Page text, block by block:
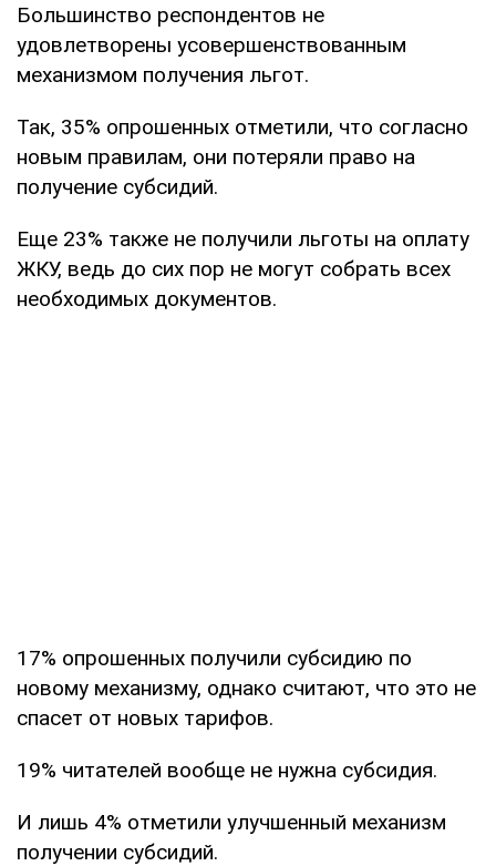
Большинство респондентов не
удовлетворены усовершенствованным
механизмом получения льгот.
Так, 35% опрошенных отметили, что согласно
новым правилам, они потеряли право на
получение субсидий.
Еще 23% также не получили льготы на оплату
ЖКУ, ведь до сих пор не могут собрать всех
необходимых документов.
17% опрошенных получили субсидию по
новому механизму, однако считают, что это не
спасет от новых тарифов.
19% читателей вообще не нужна субсидия.
И лишь 4% отметили улучшенный механизм
получении субсидий.